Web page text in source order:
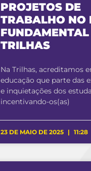
PROJETOS DE
TRABALHO NO
TRILHAS
Na Trilhas, acreditamos
educação que parte das
e inquietações dos
incentivando-os(as)
23 DE MAIO DE 2025 11:28